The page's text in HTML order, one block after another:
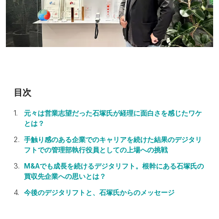
元々は営業志望だった石塚氏が経理に面白さを感じたワケ
とは？
手触り感のある企業でのキャリアを続けた結果のデジタリ
フトでの管理部執行役員としての上場への挑戦
M&Aでも成長を続けるデジタリフト。根幹にある石塚氏の
買収先企業への思いとは？
今後のデジタリフトと、石塚氏からのメッセージ